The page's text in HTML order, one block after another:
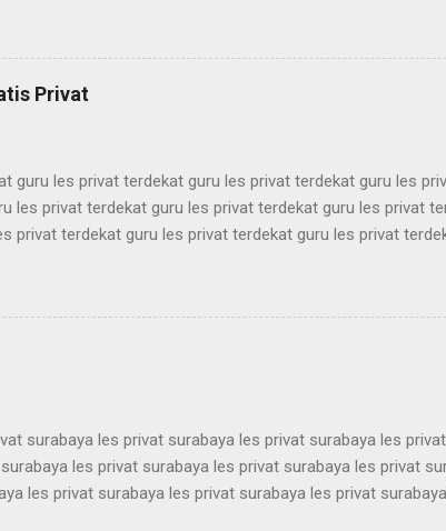
ui bimbel simak ui bimbel simak ui bimbel simak ui bimbel
simak ui bimbel simak ui bimbel simak ui bimbel simak ui
bimbel simak ui bimbel simak ui bimbel simak ui bimbel
simak ui bimbel simak ui bimbel simak ui bimbel simak u...
Privat
guru les privat terdekat guru les privat terdekat guru les
les privat terdekat guru les privat terdekat guru les privat
privat terdekat guru les privat terdekat guru les privat
terdekat guru les privat terdekat guru les privat terdekat
terdekat guru les privat terdekat guru les privat terdekat
terdekat guru les privat terdekat guru les privat terdekat
terdekat guru les pri...
surabaya les privat surabaya les privat surabaya les
les privat surabaya les privat surabaya les privat
les privat surabaya les privat surabaya les privat